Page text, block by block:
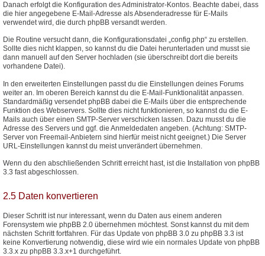
Danach erfolgt die Konfiguration des Administrator-Kontos. Beachte dabei, dass
die hier angegebene E-Mail-Adresse als Absenderadresse für E-Mails
verwendet wird, die durch phpBB versandt werden.
Die Routine versucht dann, die Konfigurationsdatei „config.php“ zu erstellen.
Sollte dies nicht klappen, so kannst du die Datei herunterladen und musst sie
dann manuell auf den Server hochladen (sie überschreibt dort die bereits
vorhandene Datei).
In den erweiterten Einstellungen passt du die Einstellungen deines Forums
weiter an. Im oberen Bereich kannst du die E-Mail-Funktionalität anpassen.
Standardmäßig versendet phpBB dabei die E-Mails über die entsprechende
Funktion des Webservers. Sollte dies nicht funktionieren, so kannst du die E-
Mails auch über einen SMTP-Server verschicken lassen. Dazu musst du die
Adresse des Servers und ggf. die Anmeldedaten angeben. (Achtung: SMTP-
Server von Freemail-Anbietern sind hierfür meist nicht geeignet.) Die Server
URL-Einstellungen kannst du meist unverändert übernehmen.
Wenn du den abschließenden Schritt erreicht hast, ist die Installation von phpBB
3.3 fast abgeschlossen.
2.5 Daten konvertieren
Dieser Schritt ist nur interessant, wenn du Daten aus einem anderen
Forensystem wie phpBB 2.0 übernehmen möchtest. Sonst kannst du mit dem
nächsten Schritt fortfahren. Für das Update von phpBB 3.0 zu phpBB 3.3 ist
keine Konvertierung notwendig, diese wird wie ein normales Update von phpBB
3.3.x zu phpBB 3.3.x+1 durchgeführt.